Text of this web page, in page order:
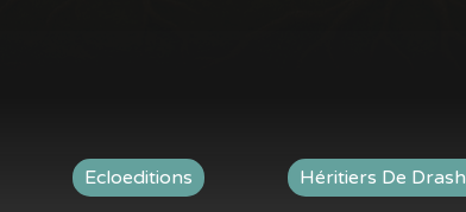
Ecloeditions Héritiers De